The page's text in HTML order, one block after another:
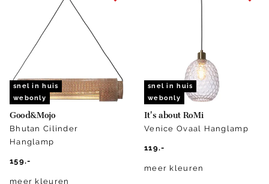
snel in huis
webonly
Good&Mojo
Bhutan Cilinder
Hanglamp
159.-
meer kleuren
snel in huis
webonly
It's about RoMi
Venice Ovaal Hanglamp
119.-
meer kleuren